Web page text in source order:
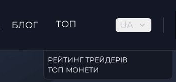
БЛОГ ТОП
РЕЙТИНГ ТРЕЙДЕРІВ
ТОП МОНЕТИ
UA